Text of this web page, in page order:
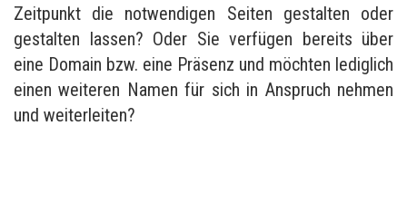
Zeitpunkt die notwendigen Seiten gestalten oder
gestalten lassen? Oder Sie verfügen bereits über
eine Domain bzw. eine Präsenz und möchten lediglich
einen weiteren Namen für sich in Anspruch nehmen
und weiterleiten?